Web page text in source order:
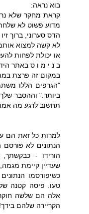
בוא נראה:
קראת מחקר שלא
מדוע פשוט לא
הדס סערוני, ברוך
לא קשה למצוא
או יכולת לפחות
ב נ י מ ו ס באתר
במקום זה פרצת
"הגרפים הללו
ביותר." וההסבר
תחשוב לרגע מה
למרות כל זאת הם
הנתונים לא
הורידו - כבקשתך,
שעדיין קיימת
כשיפורסמו
טעו. פיסה קטנה
אלה הם שלשה
הקריירה שלהם